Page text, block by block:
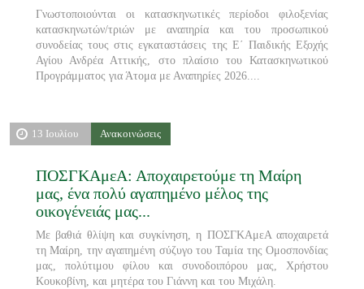
Γνωστοποιούνται οι κατασκηνωτικές περίοδοι φιλοξενίας
κατασκηνωτών/τριών με αναπηρία και του προσωπικού
συνοδείας τους στις εγκαταστάσεις της Ε΄ Παιδικής Εξοχής
Αγίου Ανδρέα Αττικής, στο πλαίσιο του Κατασκηνωτικού
Προγράμματος για Άτομα με Αναπηρίες 2026....
13 Ιουλίου Ανακοινώσεις
ΠΟΣΓΚΑμεΑ: Αποχαιρετούμε τη Μαίρη
μας, ένα πολύ αγαπημένο μέλος της
οικογένειάς μας...
Με βαθιά θλίψη και συγκίνηση, η ΠΟΣΓΚΑμεΑ αποχαιρετά
τη Μαίρη, την αγαπημένη σύζυγο του Ταμία της Ομοσπονδίας
μας, πολύτιμου φίλου και συνοδοιπόρου μας, Χρήστου
Κουκοβίνη, και μητέρα του Γιάννη και του Μιχάλη.